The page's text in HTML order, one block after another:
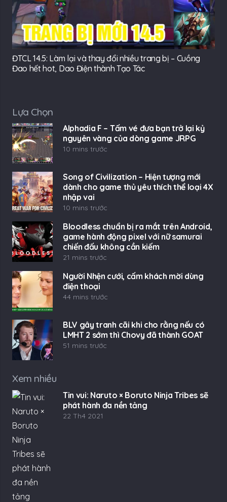
ĐTCL 14.5: Làm lại và thay đổi nhiều trang bị – Cuồng
Đao hết hot, Dao Điện thành Tạo Tác
Lựa Chọn
Alphadia F – Tấm vé đưa bạn trở lại kỷ
nguyên vàng của dòng game JRPG
10 mins trước
Song of Civilization – Hiện tượng mới
dành cho game thủ yêu thích thể loại 4X
nhập vai
10 mins trước
Bloodless chuẩn bị ra mắt trên Android,
game hành động pixel với nữ samurai
chiến đấu không cần kiếm
21 mins trước
Người Nhện cưới, cấm khách mời dùng
điện thoại
44 mins trước
BLV gây tranh cãi khi cho rằng nếu có
LMHT 2 sớm thì Chovy đã thành GOAT
51 mins trước
Xem nhiều
Tin vui: Naruto × Boruto Ninja Tribes sẽ
phát hành đa nền tảng
22 Th4 2021